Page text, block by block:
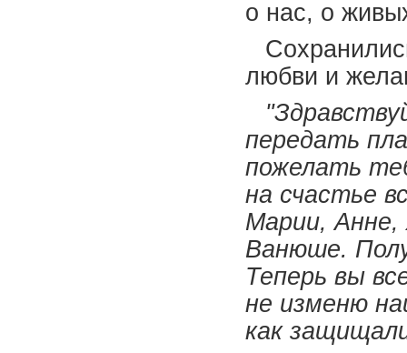
о нас, о
любви и
передать
пожелать
на счастье
Марии, Анне,
Ванюше.
Теперь вы
не изменю
как